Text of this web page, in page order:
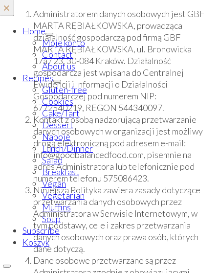
×
Home
Moje konto
Contact
About us
Recipes
Gluten-free
Cookies
Cake/Tart
Dessert
Napoje
Lunch/Dinner
Salad
Breakfast
Vegan
Vegetarian
Muffins
Soup
Subscribe
Koszyk
Administratorem danych osobowych jest GBF
MARTA RĘBIAŁKOWSKA, prowadząca
działalność gospodarczą pod firmą GBF
MARTA RĘBIAŁKOWSKA, ul. Bronowicka
17a / 23, 30-084 Kraków. Działalność
gospodarcza jest wpisana do Centralnej
Ewidencji i Informacji o Działalności
Gospodarczej pod numerem NIP:
6772540219, REGON 544340097.
Kontakt z osobą nadzorującą przetwarzanie
danych osobowych w organizacji jest możliwy
drogą elektroniczną pod adresem e-mail:
info@goodbalancedfood.com, pisemnie na
adres Administratora lub telefonicznie pod
numerem telefonu 575086423.
Niniejsza Polityka zawiera zasady dotyczące
przetwarzania danych osobowych przez
Administratora w Serwisie Internetowym, w
tym podstawy, cele i zakres przetwarzania
danych osobowych oraz prawa osób, których
dane dotyczą.
Dane osobowe przetwarzane są przez